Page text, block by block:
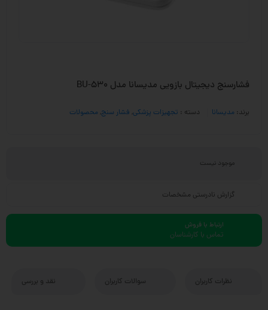
فشارسنج دیجیتال بازویی مدیسانا مدل BU-530
برند: مدیسانا دسته : تجهیزات پزشکی فشار سنج محصولات
موجود نیست
گزارش نادرستی مشخصات
ارتباط با فروش
تماس با کارشناسان
نظرات کاربران سوالات کاربران نقد و بررسی